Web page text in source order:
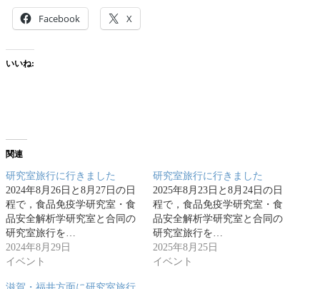
Facebook X
いいね:
関連
研究室旅行に行きました
2024年8月26日と8月27日の日
程で，食品免疫学研究室・食
品安全解析学研究室と合同の
研究室旅行を…
2024年8月29日
イベント
研究室旅行に行きました
2025年8月23日と8月24日の日
程で，食品免疫学研究室・食
品安全解析学研究室と合同の
研究室旅行を…
2025年8月25日
イベント